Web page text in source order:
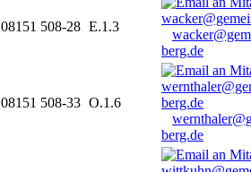
08151 508-28 E.1.3
berg.de
08151 508-33 O.1.6
berg.de